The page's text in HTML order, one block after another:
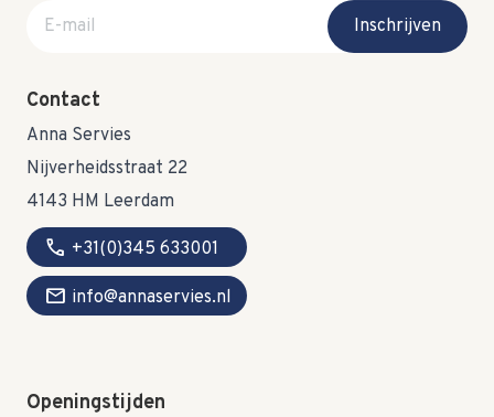
E-mail adres
Inschrijven
Contact
Anna Servies
Nijverheidsstraat 22
4143 HM Leerdam
call +31(0)345 633001
mail info@annaservies.nl
Openingstijden